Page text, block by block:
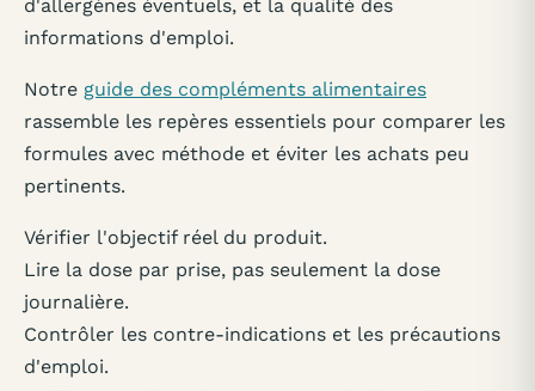
d'allergènes éventuels, et la qualité des
informations d'emploi.
Notre guide des compléments alimentaires
rassemble les repères essentiels pour comparer les
formules avec méthode et éviter les achats peu
pertinents.
Vérifier l'objectif réel du produit.
Lire la dose par prise, pas seulement la dose
journalière.
Contrôler les contre-indications et les précautions
d'emploi.